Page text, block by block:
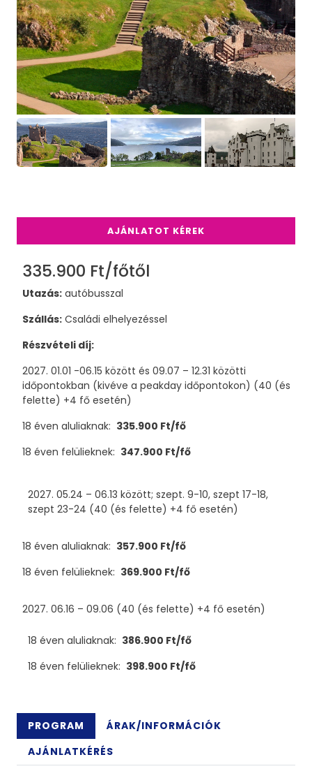
AJÁNLATOT KÉREK
335.900 Ft/főtől
Utazás: autóbusszal
Szállás: Családi elhelyezéssel
Részvételi díj:
2027. 01.01 -06.15 között és 09.07 – 12.31 közötti
időpontokban (kivéve a peakday időpontokon) (40 (és
felette) +4 fő esetén)
18 éven aluliaknak: 335.900 Ft/fő
18 éven felülieknek: 347.900 Ft/fő
2027. 05.24 – 06.13 között; szept. 9-10, szept 17-18,
szept 23-24 (40 (és felette) +4 fő esetén)
18 éven aluliaknak: 357.900 Ft/fő
18 éven felülieknek: 369.900 Ft/fő
2027. 06.16 – 09.06 (40 (és felette) +4 fő esetén)
18 éven aluliaknak: 386.900 Ft/fő
18 éven felülieknek: 398.900 Ft/fő
PROGRAM
ÁRAK/INFORMÁCIÓK
AJÁNLATKÉRÉS